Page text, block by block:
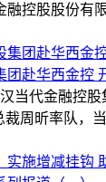
融控股股份有
团赴华西金控
当代金融控
裁周昕率队，